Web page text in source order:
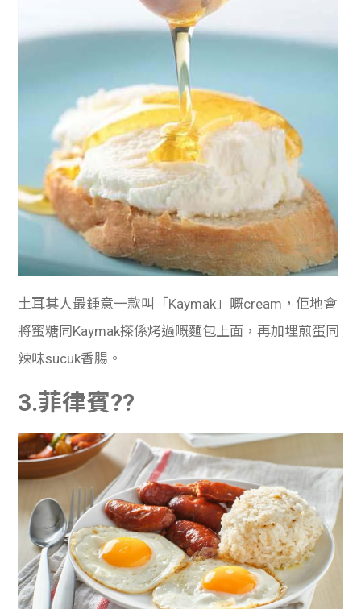
土耳其人最鍾意一款叫「Kaymak」嘅cream，佢地會
將蜜糖同Kaymak搽係烤過嘅麵包上面，再加埋煎蛋同
辣味sucuk香腸。
3.菲律賓??